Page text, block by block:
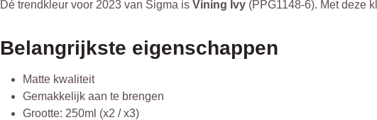
Dé trendkleur voor 2023 van Sigma is Vining Ivy (PPG1148-6). Met deze
Belangrijkste eigenschappen
Matte kwaliteit
Gemakkelijk aan te brengen
Grootte: 250ml (x2 / x3)